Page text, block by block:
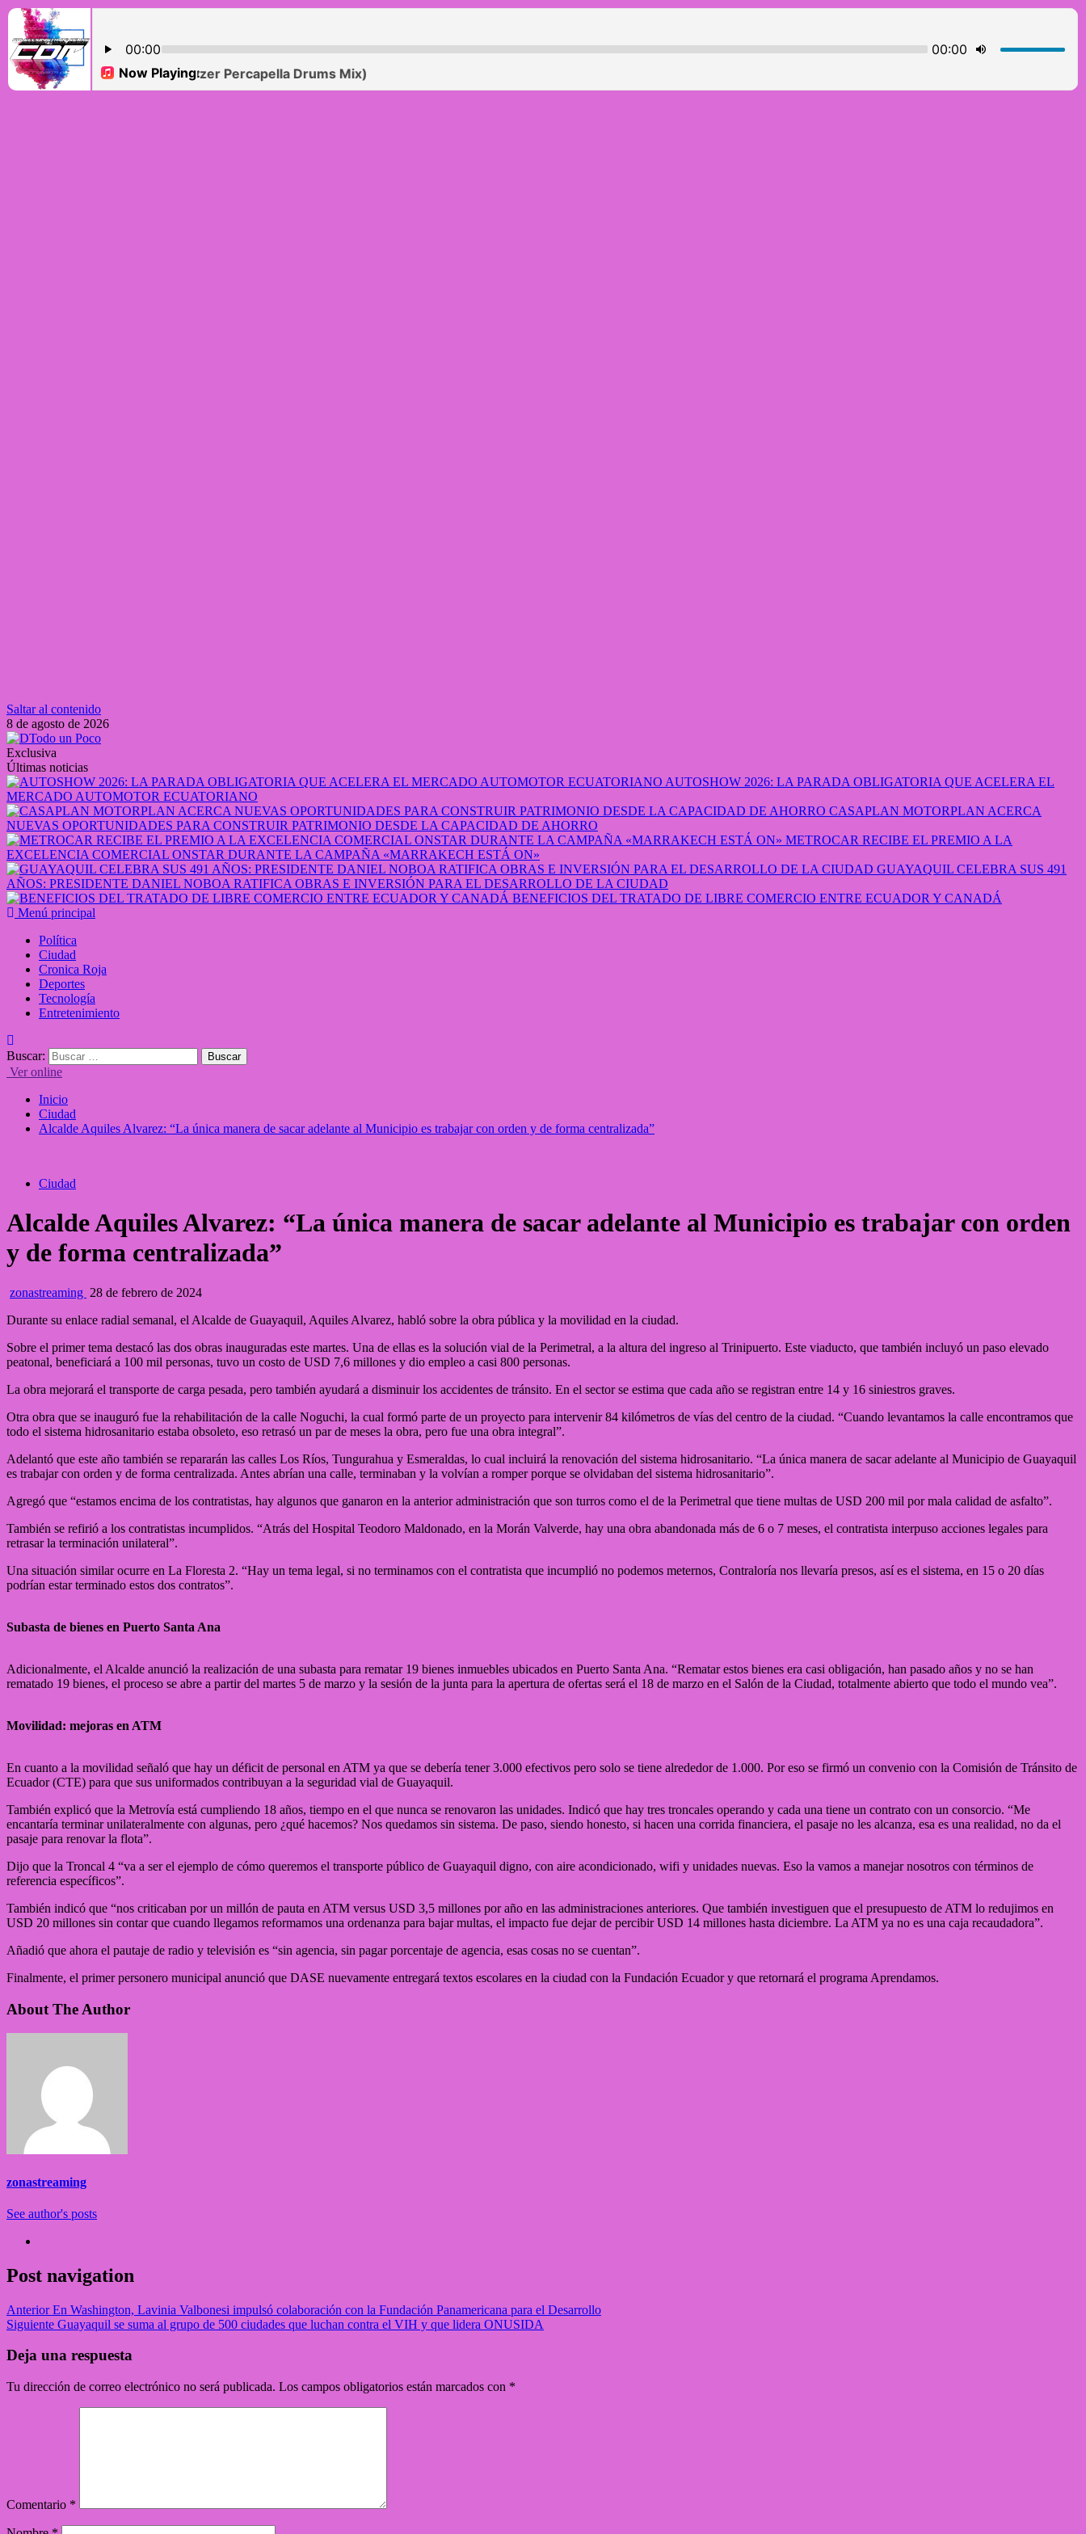
Saltar al contenido
8 de agosto de 2026
Exclusiva
Últimas noticias
AUTOSHOW 2026: LA PARADA OBLIGATORIA QUE ACELERA EL
MERCADO AUTOMOTOR ECUATORIANO
CASAPLAN MOTORPLAN ACERCA
NUEVAS OPORTUNIDADES PARA CONSTRUIR PATRIMONIO DESDE LA CAPACIDAD DE AHORRO
METROCAR RECIBE EL PREMIO A LA
EXCELENCIA COMERCIAL ONSTAR DURANTE LA CAMPAÑA «MARRAKECH ESTÁ ON»
GUAYAQUIL CELEBRA SUS 491
AÑOS: PRESIDENTE DANIEL NOBOA RATIFICA OBRAS E INVERSIÓN PARA EL DESARROLLO DE LA CIUDAD
BENEFICIOS DEL TRATADO DE LIBRE COMERCIO ENTRE ECUADOR Y CANADÁ
Menú principal
Política
Ciudad
Cronica Roja
Deportes
Tecnología
Entretenimiento
Buscar:
Ver online
Inicio
Ciudad
Alcalde Aquiles Alvarez: “La única manera de sacar adelante al Municipio es trabajar con orden y de forma centralizada”
Ciudad
Alcalde Aquiles Alvarez: “La única manera de sacar adelante al Municipio es trabajar con orden
y de forma centralizada”
zonastreaming 28 de febrero de 2024
Durante su enlace radial semanal, el Alcalde de Guayaquil, Aquiles Alvarez, habló sobre la obra pública y la movilidad en la ciudad.
Sobre el primer tema destacó las dos obras inauguradas este martes. Una de ellas es la solución vial de la Perimetral, a la altura del ingreso al Trinipuerto. Este viaducto, que también incluyó un paso elevado
peatonal, beneficiará a 100 mil personas, tuvo un costo de USD 7,6 millones y dio empleo a casi 800 personas.
La obra mejorará el transporte de carga pesada, pero también ayudará a disminuir los accidentes de tránsito. En el sector se estima que cada año se registran entre 14 y 16 siniestros graves.
Otra obra que se inauguró fue la rehabilitación de la calle Noguchi, la cual formó parte de un proyecto para intervenir 84 kilómetros de vías del centro de la ciudad. “Cuando levantamos la calle encontramos que
todo el sistema hidrosanitario estaba obsoleto, eso retrasó un par de meses la obra, pero fue una obra integral”.
Adelantó que este año también se repararán las calles Los Ríos, Tungurahua y Esmeraldas, lo cual incluirá la renovación del sistema hidrosanitario. “La única manera de sacar adelante al Municipio de Guayaquil
es trabajar con orden y de forma centralizada. Antes abrían una calle, terminaban y la volvían a romper porque se olvidaban del sistema hidrosanitario”.
Agregó que “estamos encima de los contratistas, hay algunos que ganaron en la anterior administración que son turros como el de la Perimetral que tiene multas de USD 200 mil por mala calidad de asfalto”.
También se refirió a los contratistas incumplidos. “Atrás del Hospital Teodoro Maldonado, en la Morán Valverde, hay una obra abandonada más de 6 o 7 meses, el contratista interpuso acciones legales para
retrasar la terminación unilateral”.
Una situación similar ocurre en La Floresta 2. “Hay un tema legal, si no terminamos con el contratista que incumplió no podemos meternos, Contraloría nos llevaría presos, así es el sistema, en 15 o 20 días
podrían estar terminado estos dos contratos”.
Subasta de bienes en Puerto Santa Ana
Adicionalmente, el Alcalde anunció la realización de una subasta para rematar 19 bienes inmuebles ubicados en Puerto Santa Ana. “Rematar estos bienes era casi obligación, han pasado años y no se han
rematado 19 bienes, el proceso se abre a partir del martes 5 de marzo y la sesión de la junta para la apertura de ofertas será el 18 de marzo en el Salón de la Ciudad, totalmente abierto que todo el mundo vea”.
Movilidad: mejoras en ATM
En cuanto a la movilidad señaló que hay un déficit de personal en ATM ya que se debería tener 3.000 efectivos pero solo se tiene alrededor de 1.000. Por eso se firmó un convenio con la Comisión de Tránsito de
Ecuador (CTE) para que sus uniformados contribuyan a la seguridad vial de Guayaquil.
También explicó que la Metrovía está cumpliendo 18 años, tiempo en el que nunca se renovaron las unidades. Indicó que hay tres troncales operando y cada una tiene un contrato con un consorcio. “Me
encantaría terminar unilateralmente con algunas, pero ¿qué hacemos? Nos quedamos sin sistema. De paso, siendo honesto, si hacen una corrida financiera, el pasaje no les alcanza, esa es una realidad, no da el
pasaje para renovar la flota”.
Dijo que la Troncal 4 “va a ser el ejemplo de cómo queremos el transporte público de Guayaquil digno, con aire acondicionado, wifi y unidades nuevas. Eso la vamos a manejar nosotros con términos de
referencia específicos”.
También indicó que “nos criticaban por un millón de pauta en ATM versus USD 3,5 millones por año en las administraciones anteriores. Que también investiguen que el presupuesto de ATM lo redujimos en
USD 20 millones sin contar que cuando llegamos reformamos una ordenanza para bajar multas, el impacto fue dejar de percibir USD 14 millones hasta diciembre. La ATM ya no es una caja recaudadora”.
Añadió que ahora el pautaje de radio y televisión es “sin agencia, sin pagar porcentaje de agencia, esas cosas no se cuentan”.
Finalmente, el primer personero municipal anunció que DASE nuevamente entregará textos escolares en la ciudad con la Fundación Ecuador y que retornará el programa Aprendamos.
About The Author
zonastreaming
See author's posts
Post navigation
AnteriorEn Washington, Lavinia Valbonesi impulsó colaboración con la Fundación Panamericana para el Desarrollo
Siguiente Guayaquil se suma al grupo de 500 ciudades que luchan contra el VIH y que lidera ONUSIDA
Deja una respuesta
Tu dirección de correo electrónico no será publicada. Los campos obligatorios están marcados con *
Comentario *